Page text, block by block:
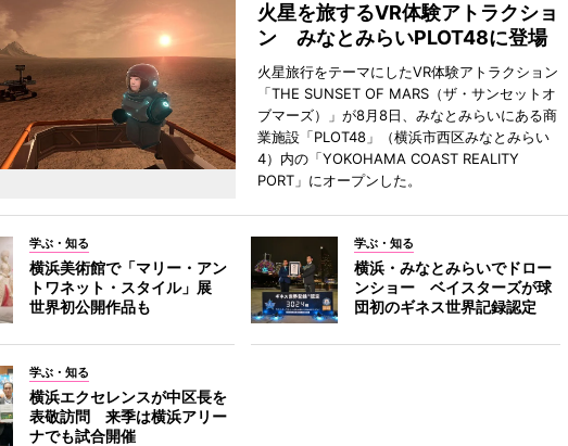
火星を旅するVR体験アトラクショ
ン みなとみらいPLOT48に登場
火星旅行をテーマにしたVR体験アトラクション
「THE SUNSET OF MARS（ザ・サンセットオ
ブマーズ）」が8月8日、みなとみらいにある商
業施設「PLOT48」（横浜市西区みなとみらい
4）内の「YOKOHAMA COAST REALITY
PORT」にオープンした。
学ぶ・知る
横浜美術館で「マリー・アン
トワネット・スタイル」展
世界初公開作品も
学ぶ・知る
横浜・みなとみらいでドロー
ンショー ベイスターズが球
団初のギネス世界記録認定
学ぶ・知る
横浜エクセレンスが中区長を
表敬訪問 来季は横浜アリー
ナでも試合開催